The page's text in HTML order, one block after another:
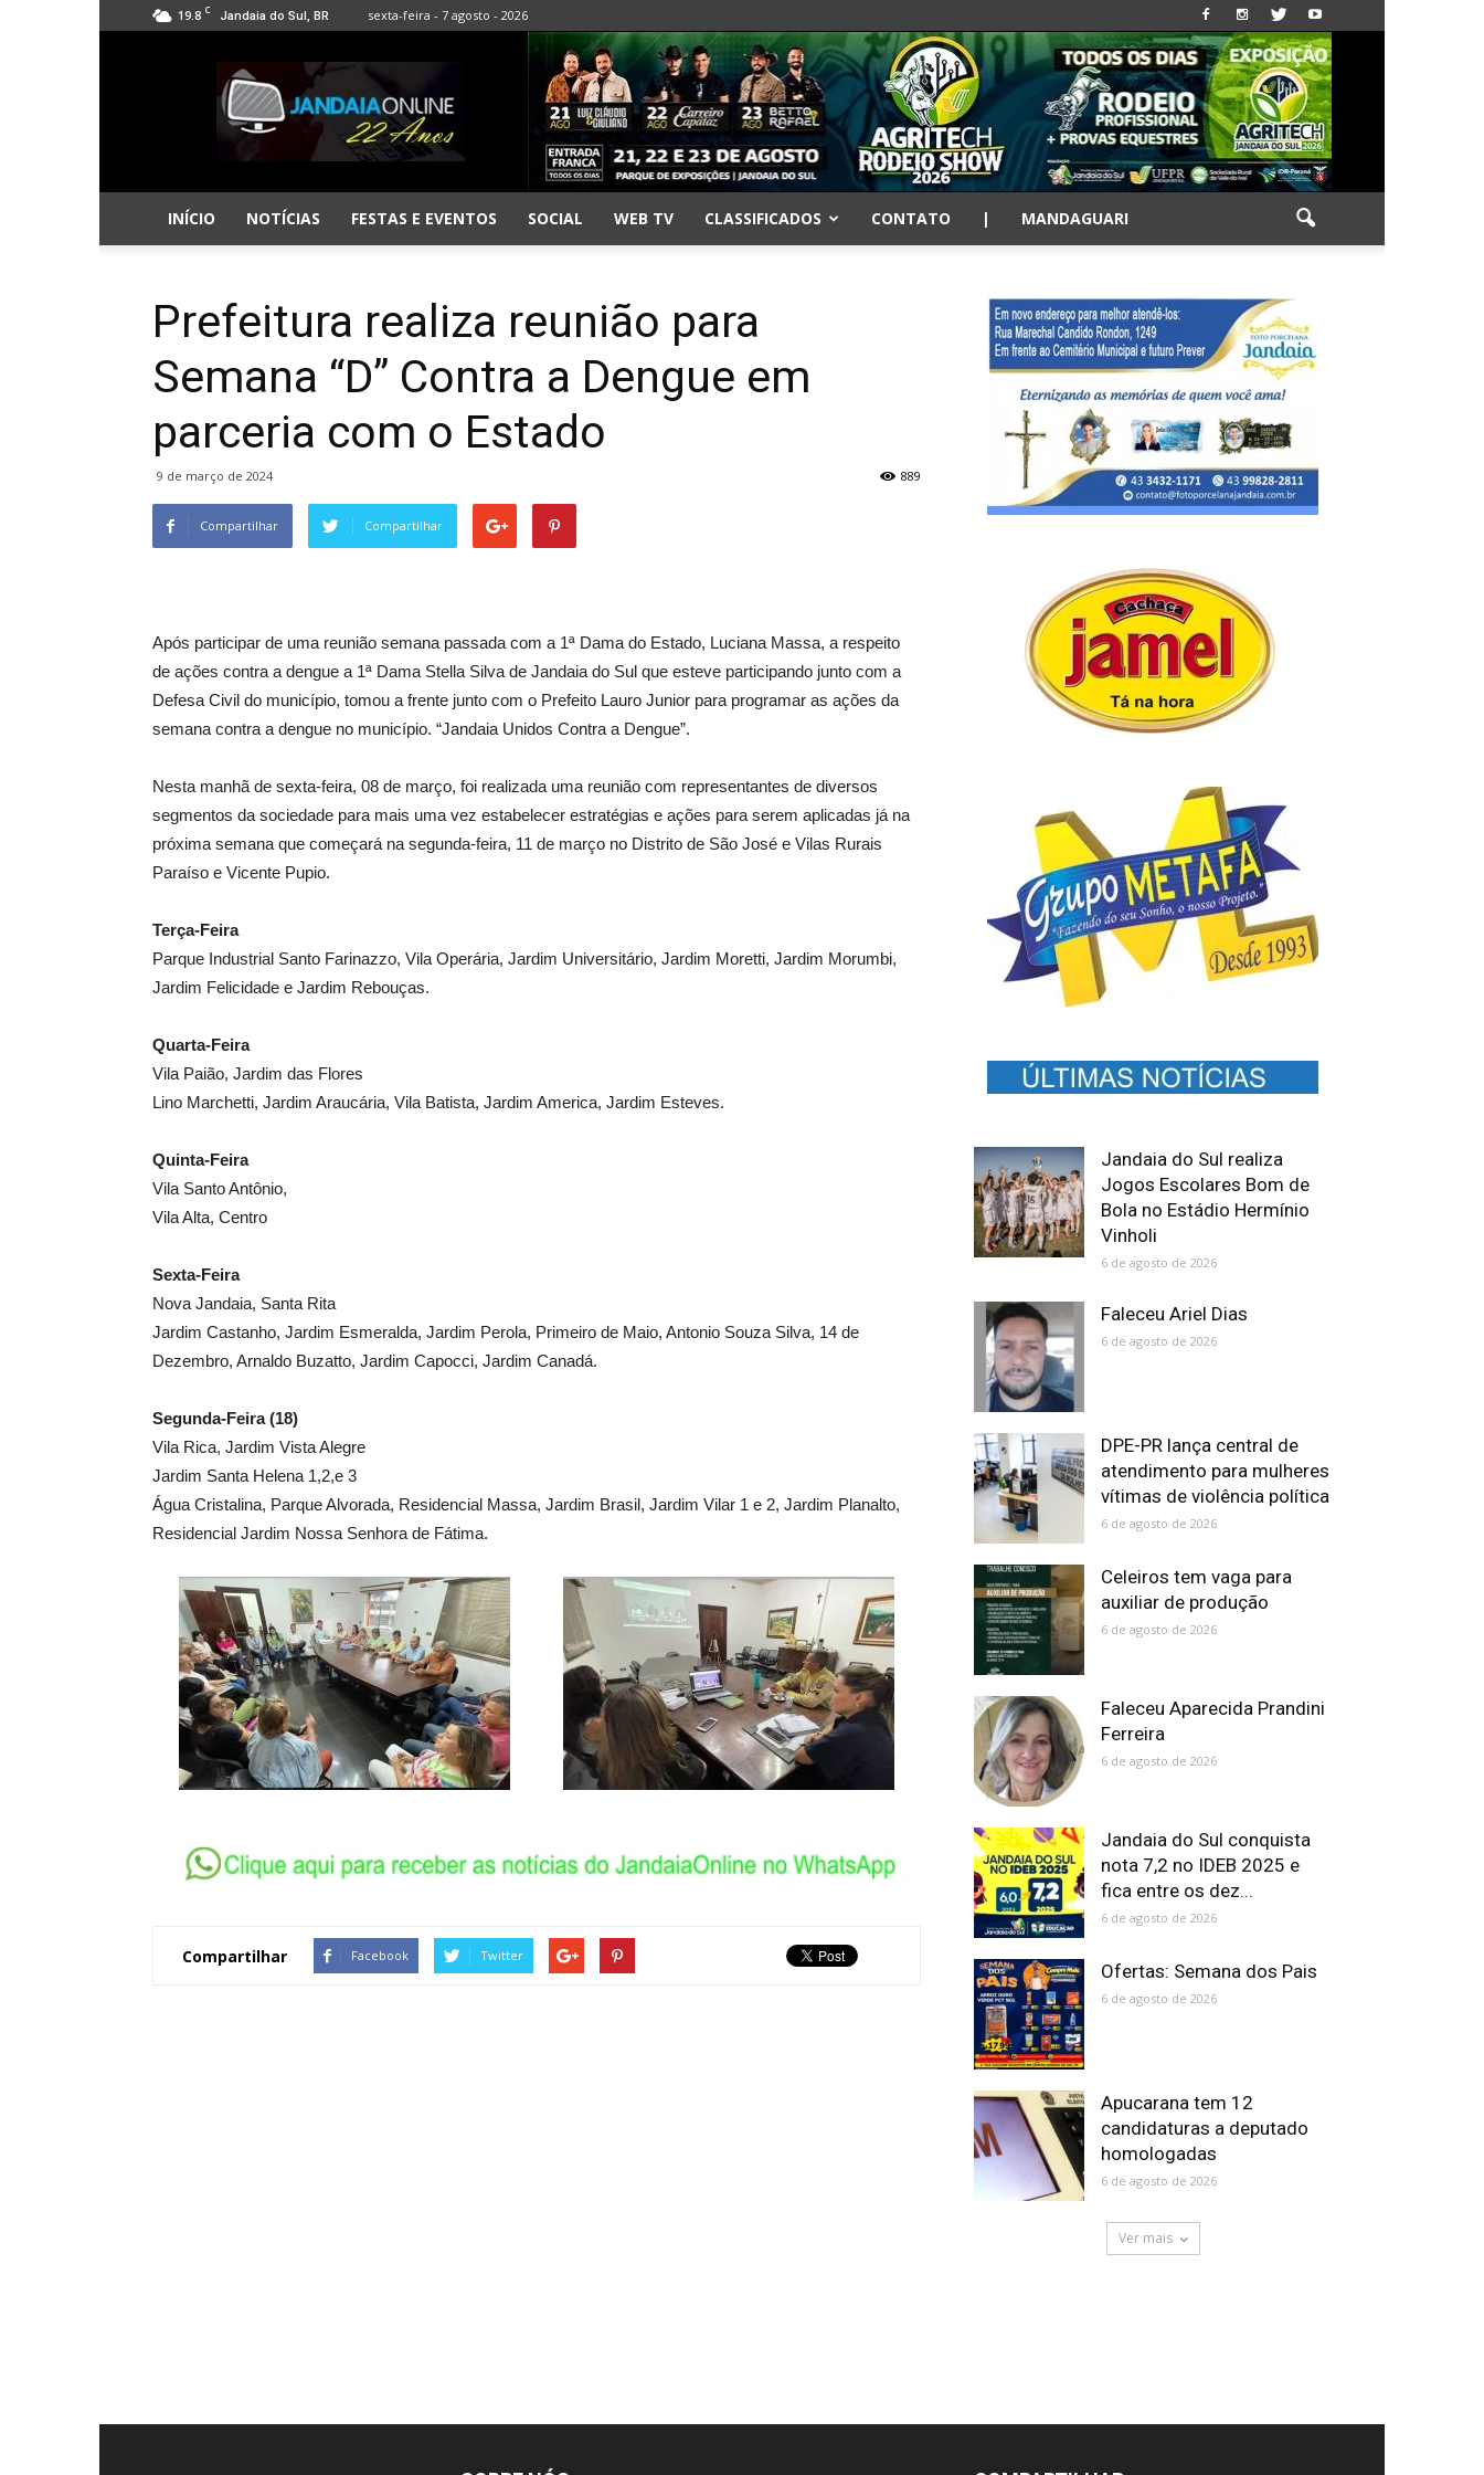
19.8 C Jandaia do Sul, BR sexta-feira - 7 agosto - 2026
Jandaia
Online
INÍCIO NOTÍCIAS FESTAS E EVENTOS SOCIAL WEB TV CLASSIFICADOS CONTATO | MANDAGUARI
Prefeitura realiza reunião para
Semana “D” Contra a Dengue em
parceria com o Estado
9 de março de 2024 889
Compartilhar Compartilhar
Após participar de uma reunião semana passada com a 1ª Dama do Estado, Luciana Massa, a respeito
de ações contra a dengue a 1ª Dama Stella Silva de Jandaia do Sul que esteve participando junto com a
Defesa Civil do município, tomou a frente junto com o Prefeito Lauro Junior para programar as ações da
semana contra a dengue no município. “Jandaia Unidos Contra a Dengue”.
Nesta manhã de sexta-feira, 08 de março, foi realizada uma reunião com representantes de diversos
segmentos da sociedade para mais uma vez estabelecer estratégias e ações para serem aplicadas já na
próxima semana que começará na segunda-feira, 11 de março no Distrito de São José e Vilas Rurais
Paraíso e Vicente Pupio.
Terça-Feira
Parque Industrial Santo Farinazzo, Vila Operária, Jardim Universitário, Jardim Moretti, Jardim Morumbi,
Jardim Felicidade e Jardim Rebouças.
Quarta-Feira
Vila Paião, Jardim das Flores
Lino Marchetti, Jardim Araucária, Vila Batista, Jardim America, Jardim Esteves.
Quinta-Feira
Vila Santo Antônio,
Vila Alta, Centro
Sexta-Feira
Nova Jandaia, Santa Rita
Jardim Castanho, Jardim Esmeralda, Jardim Perola, Primeiro de Maio, Antonio Souza Silva, 14 de
Dezembro, Arnaldo Buzatto, Jardim Capocci, Jardim Canadá.
Segunda-Feira (18)
Vila Rica, Jardim Vista Alegre
Jardim Santa Helena 1,2,e 3
Água Cristalina, Parque Alvorada, Residencial Massa, Jardim Brasil, Jardim Vilar 1 e 2, Jardim Planalto,
Residencial Jardim Nossa Senhora de Fátima.
Compartilhar Facebook Twitter
Jandaia do Sul realiza
Jogos Escolares Bom de
Bola no Estádio Hermínio
Vinholi
6 de agosto de 2026
Faleceu Ariel Dias
6 de agosto de 2026
DPE-PR lança central de
atendimento para mulheres
vítimas de violência política
6 de agosto de 2026
Celeiros tem vaga para
auxiliar de produção
6 de agosto de 2026
Faleceu Aparecida Prandini
Ferreira
6 de agosto de 2026
Jandaia do Sul conquista
nota 7,2 no IDEB 2025 e
fica entre os dez...
6 de agosto de 2026
Ofertas: Semana dos Pais
6 de agosto de 2026
Apucarana tem 12
candidaturas a deputado
homologadas
6 de agosto de 2026
Ver mais